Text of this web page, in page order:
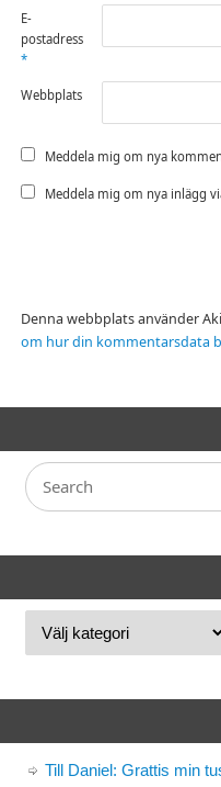
E-
postadress
*
Webbplats
Meddela mig om nya
Meddela mig om nya inlägg
Denna webbplats använder
om hur din kommentarsdata
Till Daniel: Grattis min